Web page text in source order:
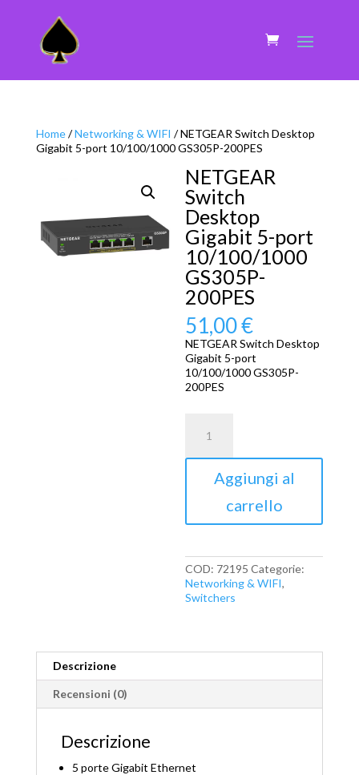
Home/Networking & WIFI / NETGEAR Switch Desktop
Gigabit 5-port 10/100/1000 GS305P-200PES
NETGEAR
Switch
Desktop
Gigabit 5-port
10/100/1000
GS305P-
200PES
51,00€
NETGEAR Switch Desktop
Gigabit 5-port
10/100/1000 GS305P-
200PES
Switch
Gigabit
10/100/1000
GS305P-
Aggiungi al
carrello
COD: 72195 Categorie:
Networking & WIFI,
Switchers
Descrizione
Recensioni (0)
Descrizione
5 porte Gigabit Ethernet